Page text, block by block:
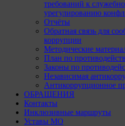
требований к
урегулированию
Отчёты
Обратная связь для
коррупции
Методические
План по
Законы по
Независимая
Антикоррупционное
ОБРАЩЕНИЯ
Контакты
Инклюзивные маршруты
Уставы МО